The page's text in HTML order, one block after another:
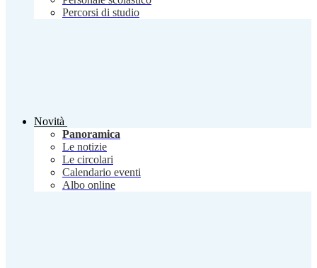
Percorsi di studio
Novità
Panoramica
Le notizie
Le circolari
Calendario eventi
Albo online